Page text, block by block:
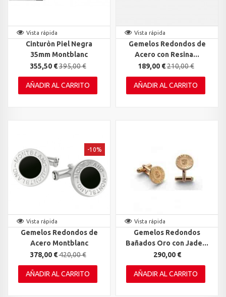
Vista rápida
Cinturòn Piel Negra
35mm Montblanc
355,50 €395,00 €
AÑADIR AL CARRITO
Vista rápida
Gemelos Redondos de
Acero con Resina...
189,00 €210,00 €
AÑADIR AL CARRITO
Vista rápida
Gemelos Redondos de
Acero Montblanc
378,00 €420,00 €
-10%
AÑADIR AL CARRITO
Vista rápida
Gemelos Redondos
Bañados Oro con Jade...
290,00 €
AÑADIR AL CARRITO